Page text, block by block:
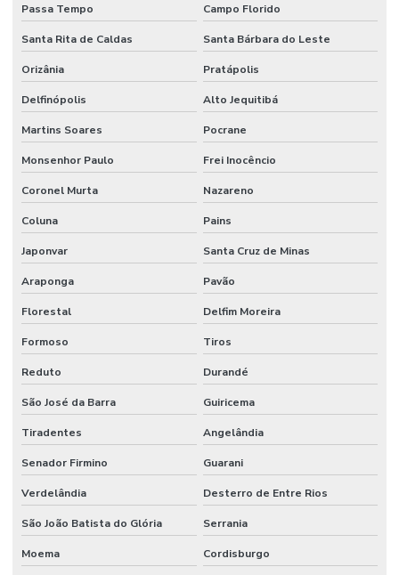
Passa Tempo Campo Florido
Santa Rita de Caldas Santa Bárbara do Leste
Orizânia Pratápolis
Delfinópolis Alto Jequitibá
Martins Soares Pocrane
Monsenhor Paulo Frei Inocêncio
Coronel Murta Nazareno
Coluna Pains
Japonvar Santa Cruz de Minas
Araponga Pavão
Florestal Delfim Moreira
Formoso Tiros
Reduto Durandé
São José da Barra Guiricema
Tiradentes Angelândia
Senador Firmino Guarani
Verdelândia Desterro de Entre Rios
São João Batista do Glória Serrania
Moema Cordisburgo